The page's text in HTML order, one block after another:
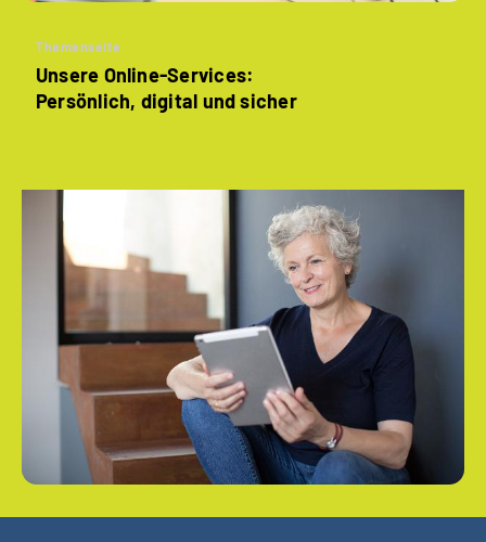
Themenseite
Unsere Online-Services:
Persönlich, digital und sicher